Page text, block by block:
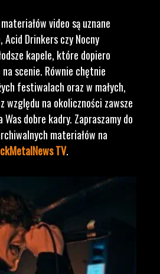
video są uznane
Drinkers czy Nocny
kapele, które dopiero
scenie. Równie chętnie
festiwalach oraz w małych,
względu na okoliczności zawsze
dobre kadry. Zapraszamy do
materiałów na
TV.